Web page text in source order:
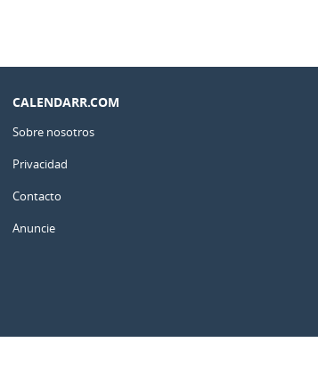
CALENDARR.COM
Sobre nosotros
Privacidad
Contacto
Anuncie